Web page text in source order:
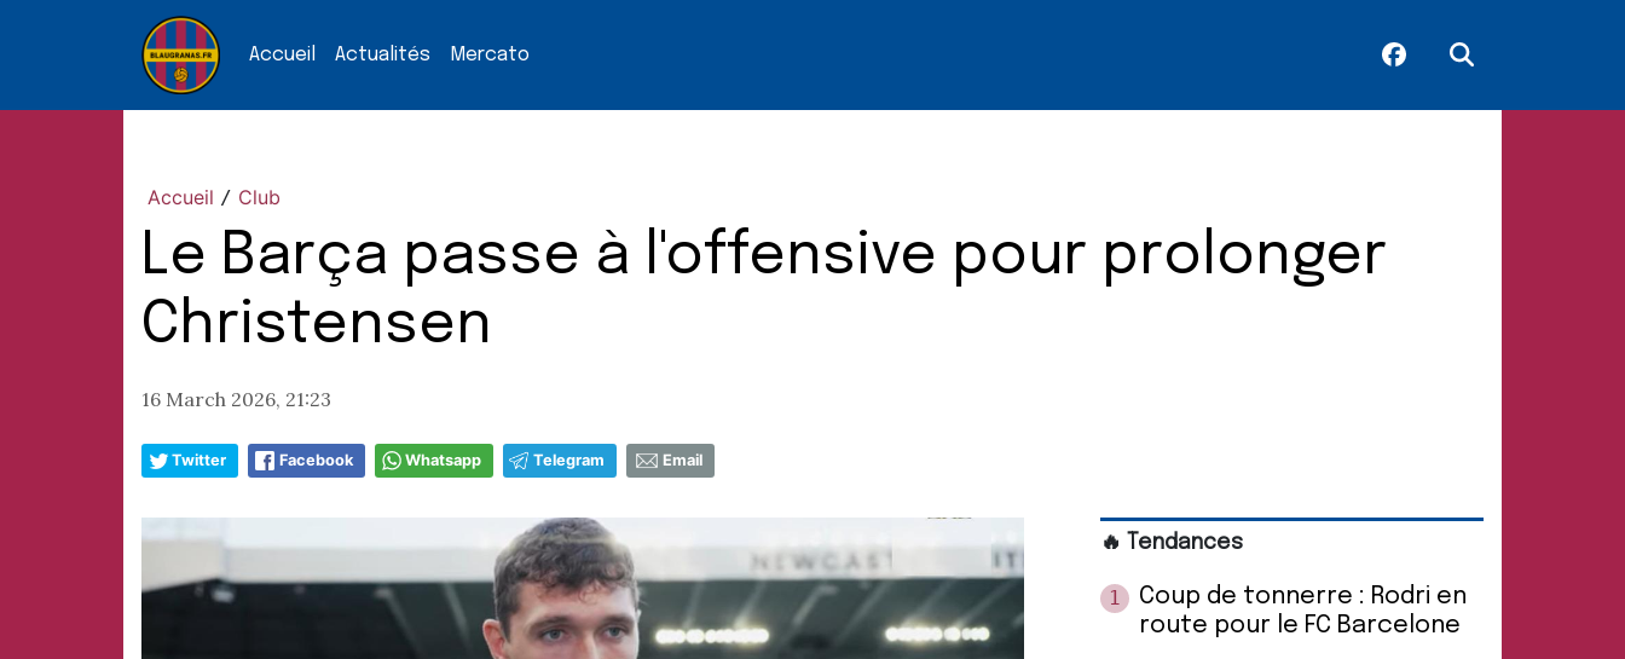
Accueil Actualités Mercato
Accueil / Club
Le Barça passe à l'offensive pour prolonger
Christensen
16 March 2026, 21:23
Twitter Facebook Whatsapp Telegram Email
🔥 Tendances
1
Coup de tonnerre : Rodri en
route pour le FC Barcelone